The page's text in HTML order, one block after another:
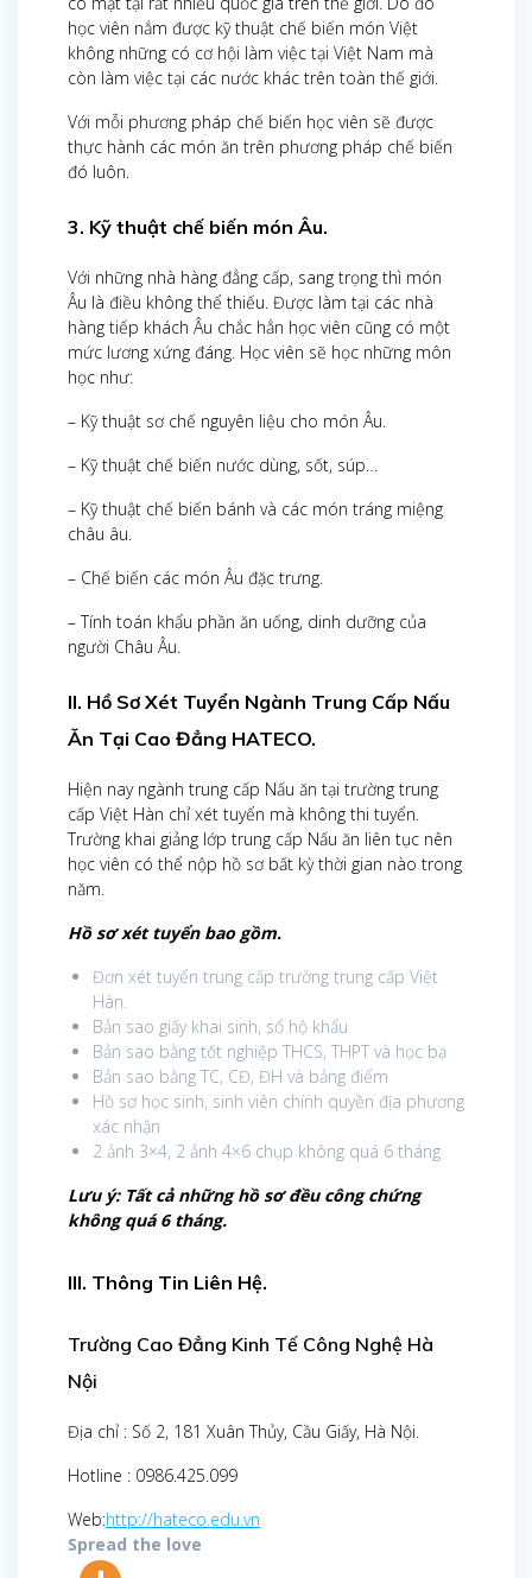
học viên nắm được kỹ thuật chế biến món Việt
không những có cơ hội làm việc tại Việt Nam mà
còn làm việc tại các nước khác trên toàn thế giới.
Với mỗi phương pháp chế biến học viên sẽ được
thực hành các món ăn trên phương pháp chế biến
đó luôn.
3. Kỹ thuật chế biến món Âu.
Với những nhà hàng đẳng cấp, sang trọng thì món
Âu là điều không thể thiếu. Được làm tại các nhà
hàng tiếp khách Âu chắc hẳn học viên cũng có một
mức lương xứng đáng. Học viên sẽ học những môn
học như:
– Kỹ thuật sơ chế nguyên liệu cho món Âu.
– Kỹ thuật chế biến nước dùng, sốt, súp…
– Kỹ thuật chế biến bánh và các món tráng miệng
châu âu.
– Chế biến các món Âu đặc trưng.
– Tính toán khẩu phần ăn uống, dinh dưỡng của
người Châu Âu.
II. Hồ Sơ Xét Tuyển Ngành Trung Cấp Nấu
Ăn Tại Cao Đẳng HATECO.
Hiện nay ngành trung cấp Nấu ăn tại trường trung
cấp Việt Hàn chỉ xét tuyển mà không thi tuyển.
Trường khai giảng lớp trung cấp Nấu ăn liên tục nên
học viên có thể nộp hồ sơ bất kỳ thời gian nào trong
năm.
Hồ sơ xét tuyển bao gồm.
Đơn xét tuyển trung cấp trường trung cấp Việt
Hàn.
Bản sao giấy khai sinh, sổ hộ khẩu
Bản sao bằng tốt nghiệp THCS, THPT và học bạ
Bản sao bằng TC, CĐ, ĐH và bảng điểm
Hồ sơ học sinh, sinh viên chính quyền địa phương
xác nhận
2 ảnh 3×4, 2 ảnh 4×6 chụp không quá 6 tháng
Lưu ý: Tất cả những hồ sơ đều công chứng
không quá 6 tháng.
III. Thông Tin Liên Hệ.
Trường Cao Đẳng Kinh Tế Công Nghệ Hà
Nội
Địa chỉ : Số 2, 181 Xuân Thủy, Cầu Giấy, Hà Nội.
Hotline : 0986.425.099
Web:http://hateco.edu.vn
Spread the love